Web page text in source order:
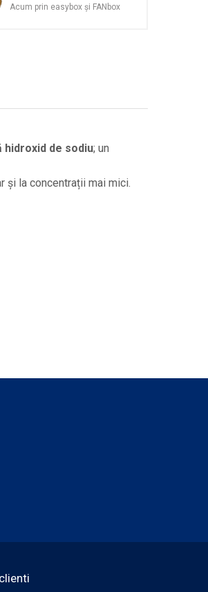
Acum prin easybox şi FANbox
hidroxid de sodiu; un
și la concentrații mai mici.